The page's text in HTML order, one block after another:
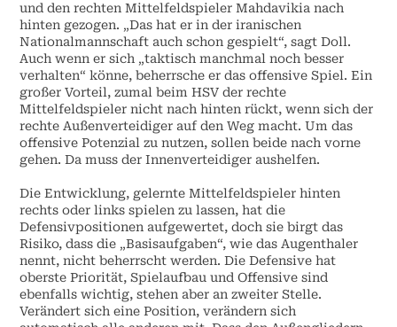
und den rechten Mittelfeldspieler Mahdavikia nach
hinten gezogen. „Das hat er in der iranischen
Nationalmannschaft auch schon gespielt“, sagt Doll.
Auch wenn er sich „taktisch manchmal noch besser
verhalten“ könne, beherrsche er das offensive Spiel. Ein
großer Vorteil, zumal beim HSV der rechte
Mittelfeldspieler nicht nach hinten rückt, wenn sich der
rechte Außenverteidiger auf den Weg macht. Um das
offensive Potenzial zu nutzen, sollen beide nach vorne
gehen. Da muss der Innenverteidiger aushelfen.
Die Entwicklung, gelernte Mittelfeldspieler hinten
rechts oder links spielen zu lassen, hat die
Defensivpositionen aufgewertet, doch sie birgt das
Risiko, dass die „Basisaufgaben“, wie das Augenthaler
nennt, nicht beherrscht werden. Die Defensive hat
oberste Priorität, Spielaufbau und Offensive sind
ebenfalls wichtig, stehen aber an zweiter Stelle.
Verändert sich eine Position, verändern sich